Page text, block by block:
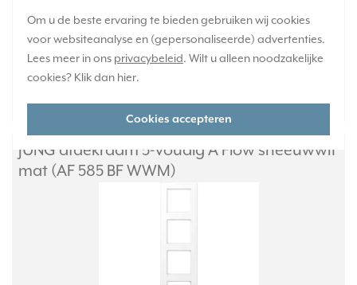
Om u de beste ervaring te bieden gebruiken wij cookies
voor websiteanalyse en (gepersonaliseerde) advertenties.
Lees meer in ons privacybeleid. Wilt u alleen noodzakelijke
cookies? Klik dan hier.
Cookies accepteren
1-2 weken
Huidige voorraad:
0 stuk(s)
JUNG afdekraam 5-voudig A Flow sneeuwwit
mat (AF 585 BF WWM)